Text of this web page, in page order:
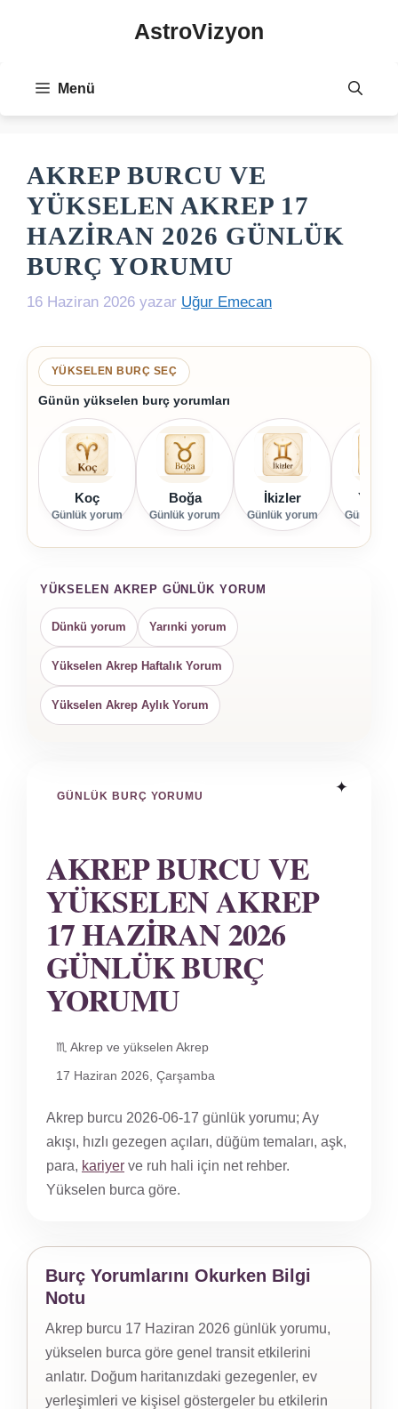
AstroVizyon
Menü
AKREP BURCU VE
YÜKSELEN AKREP 17
HAZIRAN 2026 GÜNLÜK
BURÇ YORUMU
16 Haziran 2026 yazar Uğur Emecan
YÜKSELEN BURÇ SEÇ
Günün yükselen burç yorumları
Koç
Günlük yorum
Boğa
Günlük yorum
İkizler
Günlük yorum Günlük
YÜKSELEN AKREP GÜNLÜK YORUM
Dünkü yorum Yarınki yorum
Yükselen Akrep Haftalık Yorum
Yükselen Akrep Aylık Yorum
GÜNLÜK BURÇ YORUMU
AKREP BURCU VE
YÜKSELEN AKREP
17 HAZIRAN 2026
GÜNLÜK BURÇ
YORUMU
♏ Akrep ve yükselen Akrep
17 Haziran 2026, Çarşamba
Akrep burcu 2026-06-17 günlük yorumu; Ay
akışı, hızlı gezegen açıları, düğüm temaları, aşk,
para, kariyer ve ruh hali için net rehber.
Yükselen burca göre.
Burç Yorumlarını Okurken Bilgi
Notu
Akrep burcu 17 Haziran 2026 günlük yorumu,
yükselen burca göre genel transit etkilerini
anlatır. Doğum haritanızdaki gezegenler, ev
yerleşimleri ve kişisel göstergeler bu etkilerin